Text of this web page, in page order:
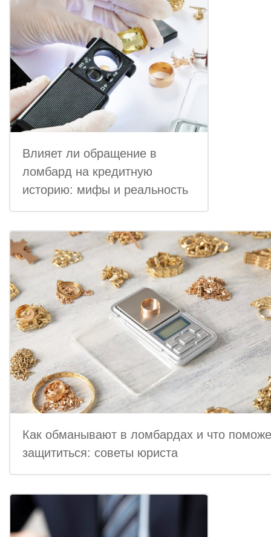
Влияет ли обращение в
ломбард на кредитную
историю: мифы и реальность
Как обманывают в ломбардах и что
защититься: советы юриста